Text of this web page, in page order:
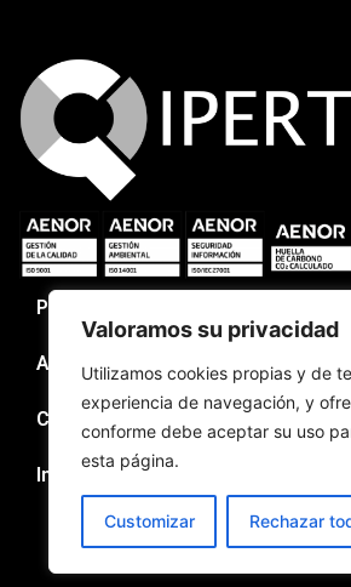
Valoramos su privacidad
Utilizamos cookies propias y de
experiencia de navegación, y
conforme debe aceptar su uso
esta página.
Customizar Rechazar
Política de Privacidad
Aviso Legal
Canal Denuncias Cookies
Incidencias de Seguridad